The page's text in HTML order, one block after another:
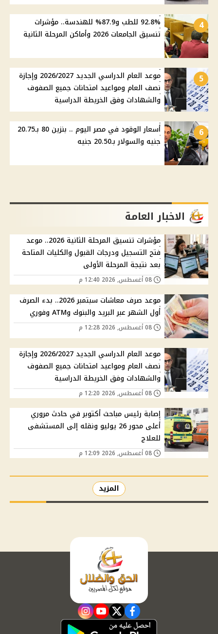
4
92.8% للطب و87.9% للهندسة.. مؤشرات
تنسيق الجامعات 2026 وأماكن المرحلة الثانية
5
موعد العام الدراسي الجديد 2026/2027 وإجازة
نصف العام ومواعيد امتحانات جميع الصفوف
والشهادات وفق الخريطة الدراسية
6
أسعار الوقود في مصر اليوم .. بنزين 80 بـ20.75
جنيه والسولار بـ20.50 جنيه
الاخبار العامة
مؤشرات تنسيق المرحلة الثانية 2026.. موعد
فتح التسجيل ودرجات القبول والكليات المتاحة
بعد نتيجة المرحلة الأولى
موعد صرف معاشات سبتمبر 2026.. بدء الصرف
أول الشهر عبر البريد والبنوك وATM وفوري
موعد العام الدراسي الجديد 2026/2027 وإجازة
نصف العام ومواعيد امتحانات جميع الصفوف
والشهادات وفق الخريطة الدراسية
إصابة رئيس مباحث أكتوبر في حادث مروري
أعلى محور 26 يوليو ونقله إلى المستشفى
للعلاج
المزيد
facebook
twitter
youtube
instagram